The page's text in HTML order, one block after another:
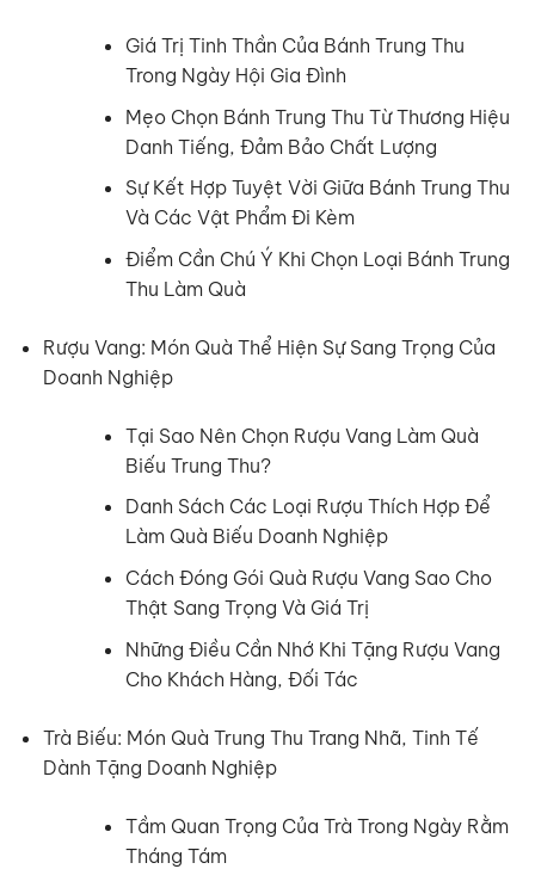
Giá Trị Tinh Thần Của Bánh Trung Thu
Trong Ngày Hội Gia Đình
Mẹo Chọn Bánh Trung Thu Từ Thương Hiệu
Danh Tiếng, Đảm Bảo Chất Lượng
Sự Kết Hợp Tuyệt Vời Giữa Bánh Trung Thu
Và Các Vật Phẩm Đi Kèm
Điểm Cần Chú Ý Khi Chọn Loại Bánh Trung
Thu Làm Quà
Rượu Vang: Món Quà Thể Hiện Sự Sang Trọng Của
Doanh Nghiệp
Tại Sao Nên Chọn Rượu Vang Làm Quà
Biếu Trung Thu?
Danh Sách Các Loại Rượu Thích Hợp Để
Làm Quà Biếu Doanh Nghiệp
Cách Đóng Gói Quà Rượu Vang Sao Cho
Thật Sang Trọng Và Giá Trị
Những Điều Cần Nhớ Khi Tặng Rượu Vang
Cho Khách Hàng, Đối Tác
Trà Biếu: Món Quà Trung Thu Trang Nhã, Tinh Tế
Dành Tặng Doanh Nghiệp
Tầm Quan Trọng Của Trà Trong Ngày Rằm
Tháng Tám